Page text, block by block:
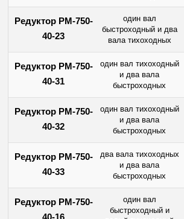
Редуктор РМ-750-
40-23
один вал
быстроходный и два
вала тихоходных
Редуктор РМ-750-
40-31
один вал тихоходный
и два вала
быстроходных
Редуктор РМ-750-
40-32
один вал тихоходный
и два вала
быстроходных
Редуктор РМ-750-
40-33
два вала тихоходных
и два вала
быстроходных
Редуктор РМ-750-
40-16
один вал
быстроходный и